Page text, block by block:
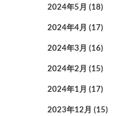
2024年5月 (18)
2024年4月 (17)
2024年3月 (16)
2024年2月 (15)
2024年1月 (17)
2023年12月 (15)